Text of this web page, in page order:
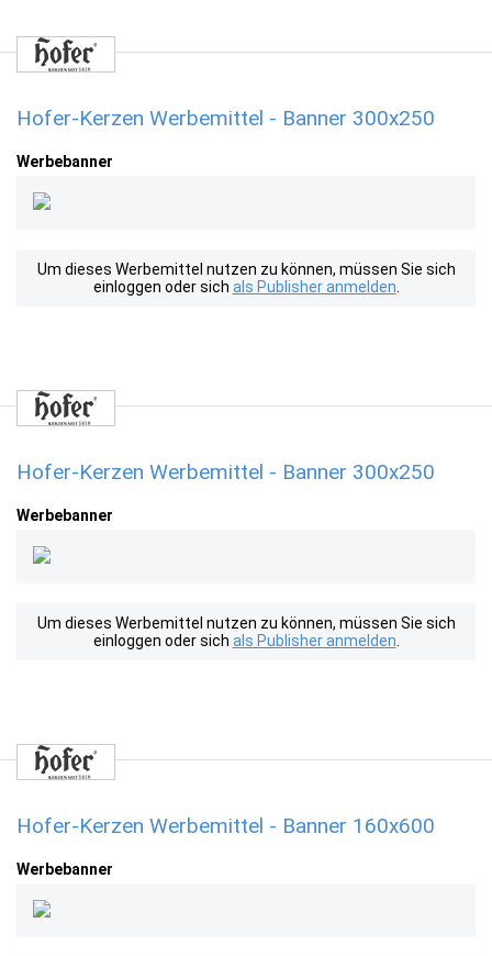
Hofer-Kerzen Werbemittel - Banner 300x250
Werbebanner
Um dieses Werbemittel nutzen zu können, müssen Sie sich
einloggen oder sich als Publisher anmelden
Hofer-Kerzen Werbemittel - Banner 300x250
Werbebanner
Um dieses Werbemittel nutzen zu können, müssen Sie sich
einloggen oder sich als Publisher anmelden
Hofer-Kerzen Werbemittel - Banner 160x600
Werbebanner